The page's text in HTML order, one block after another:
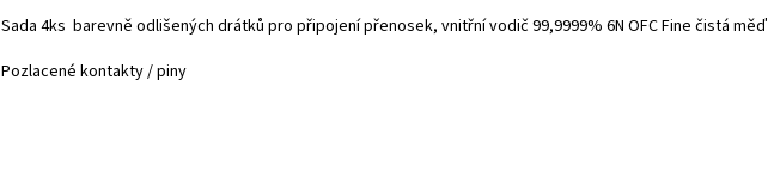
Sada 4ks barevně odlišených drátků pro připojení přenosek, vnitřní vodič 99,9999% 6N OFC Fine čistá měď
Pozlacené kontakty / piny